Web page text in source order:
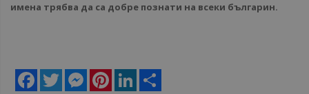
имена трябва да са добре познати на всеки българин.
Facebook
Twitter MessengerPinterestLinkedIn